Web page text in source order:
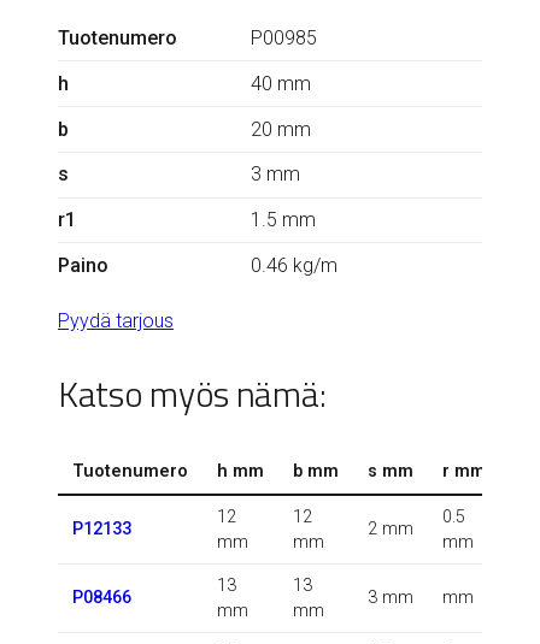
Tuotenumero
P00985
h
40 mm
b
20 mm
s
3 mm
r1
1.5 mm
Paino
0.46 kg/m
Pyydä tarjous
Katso myös nämä:
Tuotenumero h mm b mm s mm r mm
P12133
12
mm
12
mm
2 mm
0.5
mm
P08466
13
mm
13
mm
3 mm mm